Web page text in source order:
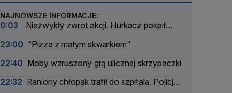
NAJNOWSZE INFORMACJE:
0:03
Niezwykły zwrot akcji. Hurkacz pokpił
23:00 "Pizza z małym skwarkiem"
22:40 Moby wzruszony grą ulicznej skrzypaczki
22:32 Raniony chłopak trafił do szpitala. Policja